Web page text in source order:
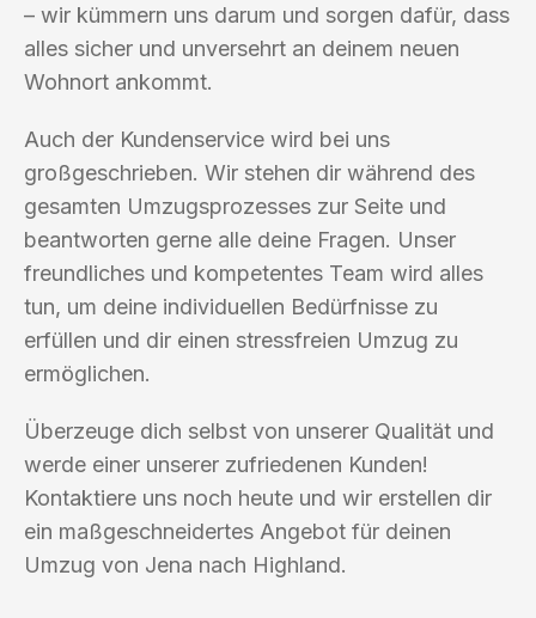
– wir kümmern uns darum und sorgen dafür, dass
alles sicher und unversehrt an deinem neuen
Wohnort ankommt.
Auch der Kundenservice wird bei uns
großgeschrieben. Wir stehen dir während des
gesamten Umzugsprozesses zur Seite und
beantworten gerne alle deine Fragen. Unser
freundliches und kompetentes Team wird alles
tun, um deine individuellen Bedürfnisse zu
erfüllen und dir einen stressfreien Umzug zu
ermöglichen.
Überzeuge dich selbst von unserer Qualität und
werde einer unserer zufriedenen Kunden!
Kontaktiere uns noch heute und wir erstellen dir
ein maßgeschneidertes Angebot für deinen
Umzug von Jena nach Highland.